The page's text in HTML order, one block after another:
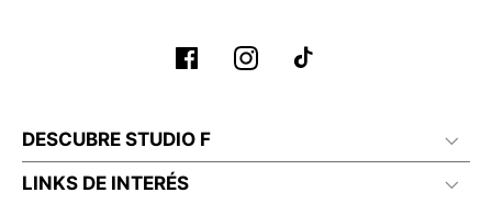
DESCUBRE STUDIO F
LINKS DE INTERÉS